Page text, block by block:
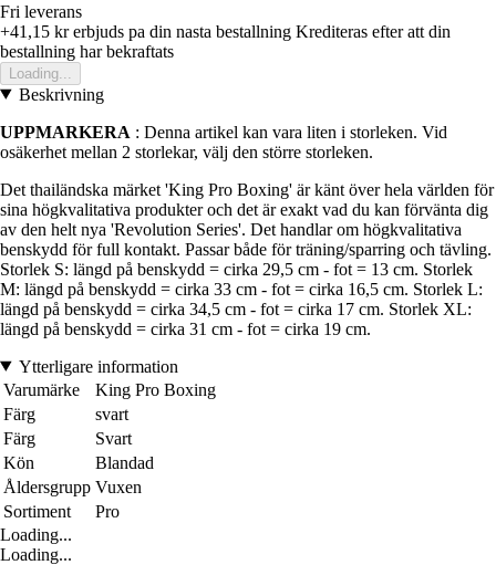
Fri leverans
+41,15 krerbjuds pa din nasta bestallning Krediteras efter att din
bestallning har bekraftats
Loading...
Beskrivning
UPPMARKERA : Denna artikel kan vara liten i storleken. Vid
osäkerhet mellan 2 storlekar, välj den större storleken.
Det thailändska märket 'King Pro Boxing' är känt över hela världen för
sina högkvalitativa produkter och det är exakt vad du kan förvänta dig
av den helt nya 'Revolution Series'. Det handlar om högkvalitativa
benskydd för full kontakt. Passar både för träning/sparring och tävling.
Storlek S: längd på benskydd = cirka 29,5 cm - fot = 13 cm. Storlek
M: längd på benskydd = cirka 33 cm - fot = cirka 16,5 cm. Storlek L:
längd på benskydd = cirka 34,5 cm - fot = cirka 17 cm. Storlek XL:
längd på benskydd = cirka 31 cm - fot = cirka 19 cm.
Ytterligare information
Varumärke
King Pro Boxing
Färg
svart
Färg
Svart
Kön
Blandad
Åldersgrupp Vuxen
Sortiment
Pro
Loading...
Loading...